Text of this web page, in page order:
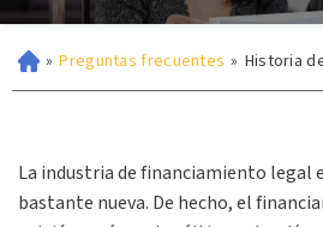
» Preguntas frecuentes » Historia
La industria de financiamiento legal
bastante nueva. De hecho, el